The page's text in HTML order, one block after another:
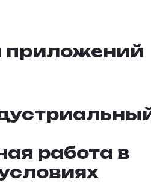
приложений
работа в